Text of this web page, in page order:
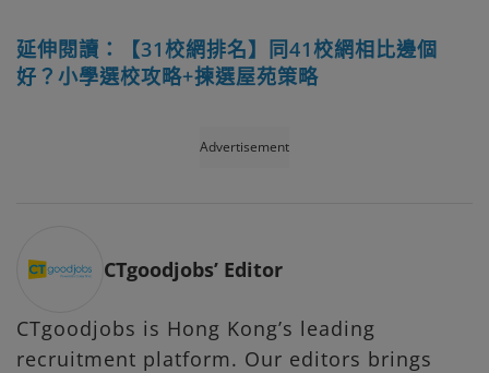
延伸閱讀：【31校網排名】同41校網相比邊個
好？小學選校攻略+揀選屋苑策略
Advertisement
CTgoodjobs’ Editor
CTgoodjobs is Hong Kong’s leading
recruitment platform. Our editors brings